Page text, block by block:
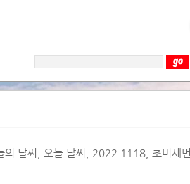
의 날씨, 오늘 날씨, 2022 1118, 초미세먼